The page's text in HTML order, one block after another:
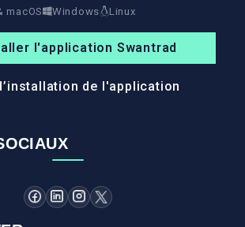
macOS Windows Linux
l'application Swantrad
de l'application